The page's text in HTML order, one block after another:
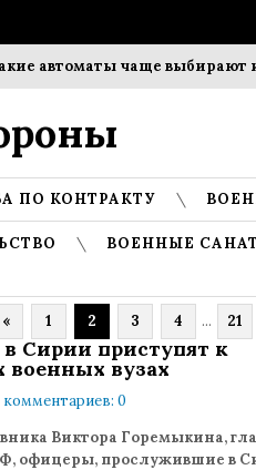
чаще выбирают
ПО КОНТРАКТУ
ВОЕННЫЕ
« 1 2 3 4 ... 21
Сирии приступят к
военных вузах
комментариев: 0
Виктора Горемыкина,
офицеры, прослужившие в